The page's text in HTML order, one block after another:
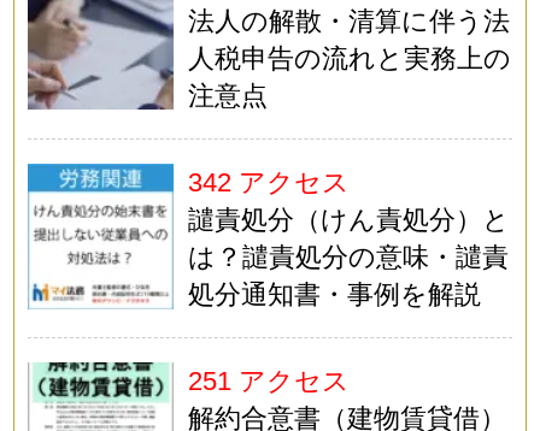
法人の解散・清算に伴う法
人税申告の流れと実務上の
注意点
342 アクセス
譴責処分（けん責処分）と
は？譴責処分の意味・譴責
処分通知書・事例を解説
251 アクセス
解約合意書（建物賃貸借）